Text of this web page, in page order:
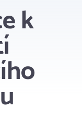
k